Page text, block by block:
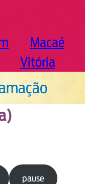
Macaé
Vitória
pause